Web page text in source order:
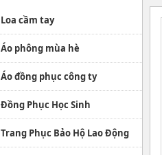
Loa cầm tay
Áo phông mùa hè
Áo đồng phục công ty
Đồng Phục Học Sinh
Trang Phục Bảo Hộ Lao Động